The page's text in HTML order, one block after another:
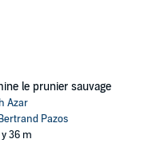
le prunier sauvage
Azar
Bertrand Pazos
36 m